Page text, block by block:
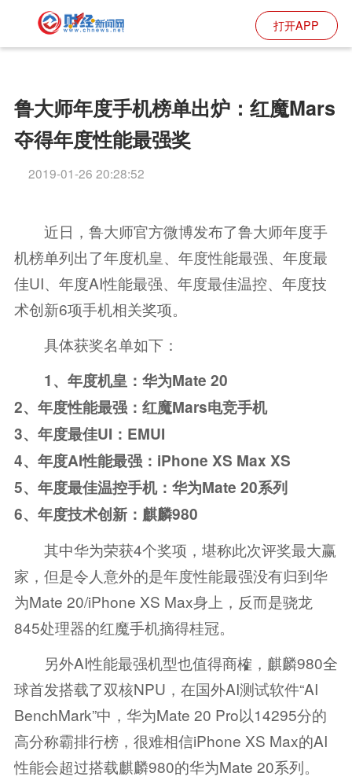
打开APP
鲁大师年度手机榜单出炉：红魔Mars
夺得年度性能最强奖
2019-01-26 20:28:52
近日，鲁大师官方微博发布了鲁大师年度手
机榜单列出了年度机皇、年度性能最强、年度最
佳UI、年度AI性能最强、年度最佳温控、年度技
术创新6项手机相关奖项。
具体获奖名单如下：
1、年度机皇：华为Mate 20
2、年度性能最强：红魔Mars电竞手机
3、年度最佳UI：EMUI
4、年度AI性能最强：iPhone XS Max XS
5、年度最佳温控手机：华为Mate 20系列
6、年度技术创新：麒麟980
其中华为荣获4个奖项，堪称此次评奖最大赢
家，但是令人意外的是年度性能最强没有归到华
为Mate 20/iPhone XS Max身上，反而是骁龙
845处理器的红魔手机摘得桂冠。
另外AI性能最强机型也值得商榷，麒麟980全
球首发搭载了双核NPU，在国外AI测试软件“AI
BenchMark”中，华为Mate 20 Pro以14295分的
高分称霸排行榜，很难相信iPhone XS Max的AI
性能会超过搭载麒麟980的华为Mate 20系列。